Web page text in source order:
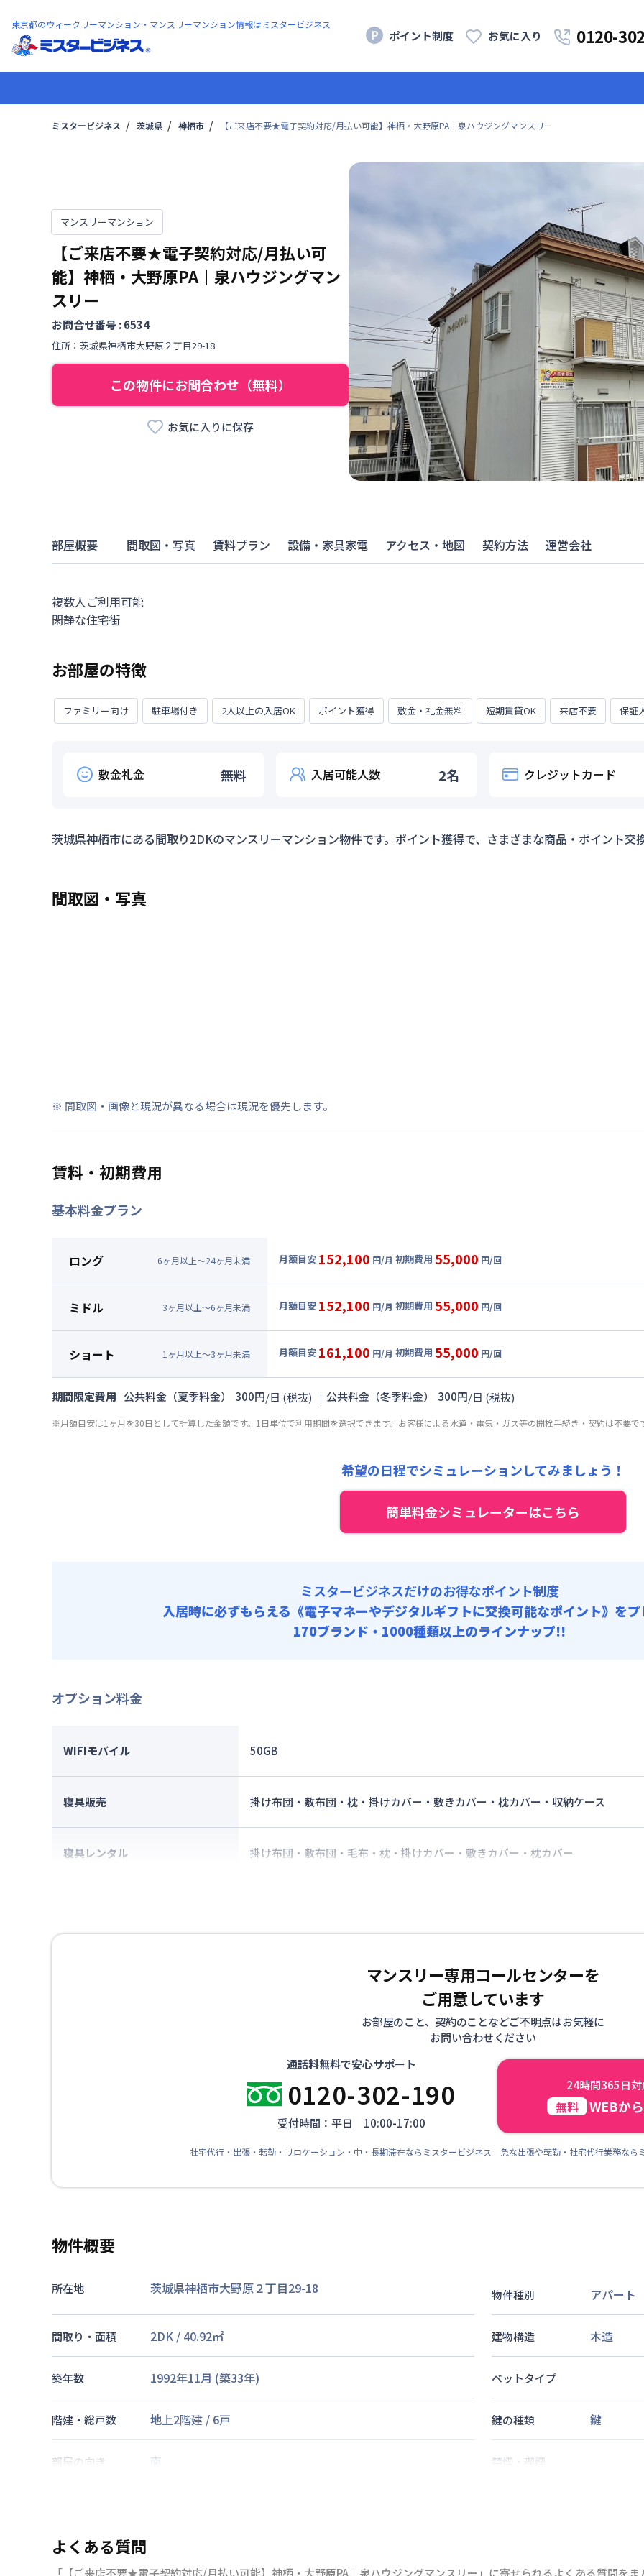
東京都のウィークリーマンション・マンスリーマンション情報はミスタービジネス
ポイント制度 お気に入り 0120-
ミスタービジネス 茨城県 神栖市 【ご来店不要★電子契約対応/月払い可能】神栖・大野原PA｜泉ハウジングマンスリー
マンスリーマンション
【ご来店不要★電子契約対応/月払い可
能】神栖・大野原PA｜泉ハウジングマン
スリー
お問合せ番号 :6534
住所： 茨城県神栖市大野原２丁目29-18
この物件にお問合わせ（無料）
お気に入りに保存
部屋概要 間取図・写真 賃料プラン 設備・家具家電 アクセス・地図 契約方法 運営会社
複数人ご利用可能
閑静な住宅街
お部屋の特徴
ファミリー向け 駐車場付き 2人以上の入居OK ポイント獲得 敷金・礼金無料 短期賃貸OK 来店不要 保証
敷金礼金 無料 入居可能人数 2名 クレジットカード
茨城県神栖市にある間取り2DKのマンスリーマンション物件です。ポイント獲得で、さまざまな商品・ポイント交
間取図・写真
※ 間取図・画像と現況が異なる場合は現況を優先します。
賃料・初期費用
基本料金プラン
ロング 6ヶ月以上～24ヶ月未満 月額目安 152,100 円/月 初期費用 55,000 円/回
96,000円/月 (3,200円/日)
光熱費他 : 36,000円/月 (1,200円/日) (税抜)
清掃料他 : 0円/回 (税抜)
その他費用 :
業務管理費: 15,000円/月 (500円/日) (税抜)
入居者携行品補償代 : 5,000円/回 (税抜)
ルームクリーニング代 : 40,000円/回 (税抜)
ミドル 3ヶ月以上～6ヶ月未満 月額目安 152,100 円/月 初期費用 55,000 円/回
96,000円/月 (3,200円/日)
光熱費他 : 36,000円/月 (1,200円/日) (税抜)
清掃料他 :
0円/回 (税抜)
その他費用 :
入居者携行品補償代 : 5,000円/回 (税抜)
ファイテック消火剤 : 5,000円/回 (税抜)
ルームクリーニング代 : 40,000円/回 (税抜)
ショート 1 ヶ月以上～3ヶ月未満 月額目安 161,100 円/月 初期費用 55,000 円/回
月額賃料目安(30日利用)
光熱費他 : 36,000円/月 (1,200円/日) (税抜)
入居者携行品補償代 : 5,000円/回 (税抜)
期間限定費用 公共料金（夏季料金） 300円/日 (税抜) ｜ 公共料金（冬季料金） 300円/日 (税抜)
※月額目安は1ヶ月を30日として計算した金額です。1日単位で利用期間を選択できます。お客様による水道・電気・ガス等の開栓手続き・契約は不要で
希望の日程でシミュレーションしてみましょう！
簡単料金シミュレーターはこちら
ミスタービジネスだけのお得なポイント制度
入居時に必ずもらえる 《電子マネーやデジタルギフトに交換可能なポイント》を
170ブランド・1000種類以上のラインナップ!!
オプション料金
WIFIモバイル 50GB
寝具販売 掛け布団・敷布団・枕・掛けカバー・敷きカバー・枕カバー・収納ケース
寝具レンタル 掛け布団・敷布団・毛布・枕・掛けカバー・敷きカバー・枕カバー
マンスリー専用コールセンターを
ご用意しています
お部屋のこと、契約のことなどご不明点はお気軽に
お問い合わせください
通話料無料で安心サポート
0120-302-190
受付時間：平日 10:00-17:00
24時間365日
無料 WEBか
社宅代行・出張・転勤・リロケーション・中・長期滞在ならミスタービジネス 急な出張や転勤・社宅代行業務なら
物件概要
所在地 茨城県神栖市大野原２丁目29-18 物件種別 アパート
間取り・面積 2DK / 40.92㎡ 建物構造 木造
築年数 1992年11月 (築33年) ベットタイプ
階建・総戸数 地上2階建 / 6戸 鍵の種類 鍵
部屋の向き 南 禁煙・喫煙
駐車場 次回更新日 情報更新
よくある質問
「【ご来店不要★電子契約対応/月払い可能】神栖・大野原PA｜泉ハウジングマンスリー」に寄せられるよくある質問をま